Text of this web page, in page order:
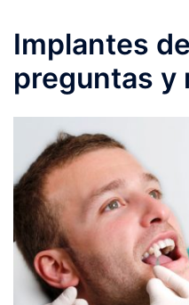
Implantes
preguntas y